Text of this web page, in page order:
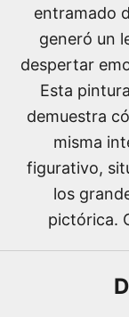
entramado
generó un
despertar
Esta
demuestra
misma
figurativo,
los
pictórica.